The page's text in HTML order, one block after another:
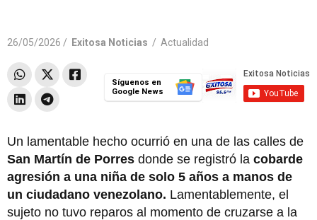
26/05/2026 / Exitosa Noticias / Actualidad
Síguenos en
Google News
Un lamentable hecho ocurrió en una de las calles de
San Martín de Porres donde se registró la cobarde
agresión a una niña de solo 5 años a manos de
un ciudadano venezolano. Lamentablemente, el
sujeto no tuvo reparos al momento de cruzarse a la